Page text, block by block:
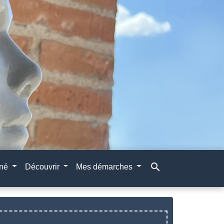
Découvrir Mes démarches search